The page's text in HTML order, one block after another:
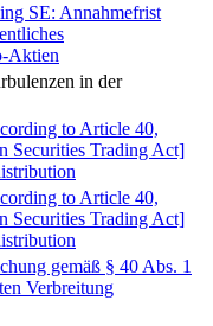
SE: Annahmefrist
Aktien
in der
to Article 40,
Securities Trading Act]
to Article 40,
Securities Trading Act]
gemäß § 40 Abs. 1
Verbreitung